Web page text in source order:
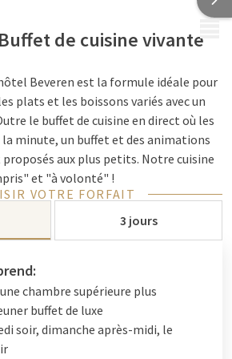
de cuisine vivante
Beveren est la formule idéale pour
plats et les boissons variés avec un
le buffet de cuisine en direct où les
minute, un buffet et des animations
aux plus petits. Notre cuisine
et "à volonté" !
avec, entre autres, un assortiment de
choix de différents types de
soupes fraîches,...
différents que nos chefs préparent sur
VOTRE FORFAIT
3 jours
chambre supérieure plus
buffet de luxe
soir, dimanche après-midi, le